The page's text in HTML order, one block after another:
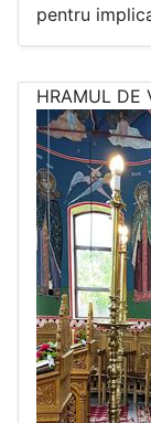
pentru
HRAMUL DE